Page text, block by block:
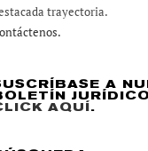
trayectoria.
A
AQUÍ.